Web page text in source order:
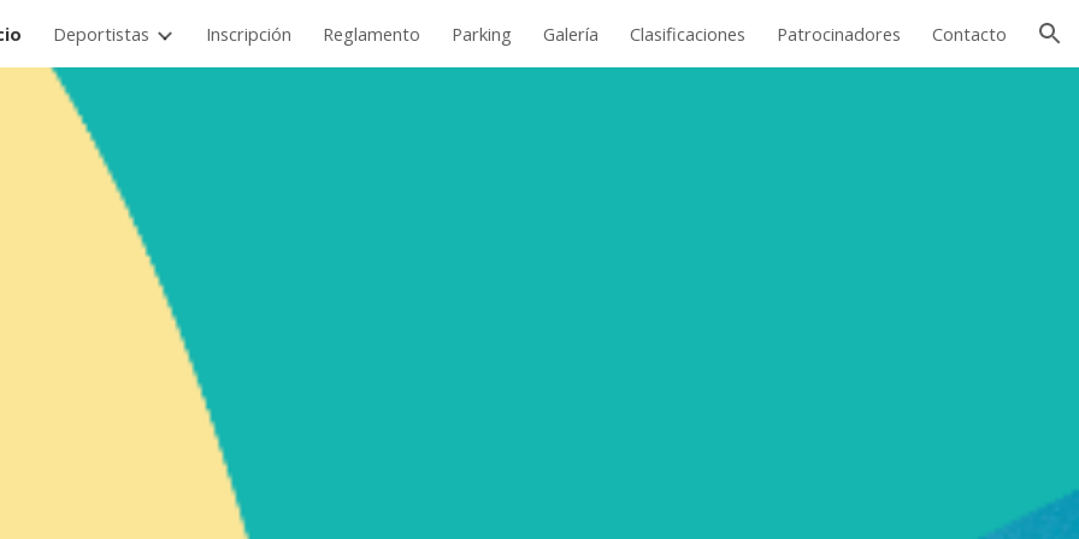
to main content Skip to navigation
Deportistas Inscripción Reglamento Parking Galería Clasificaciones Patrocinadores Contacto